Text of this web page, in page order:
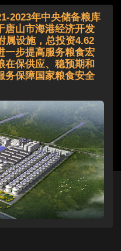
2023年中央储备粮库
唐山市海港经济开发
属设施，总投资4.62
一步提高服务粮食宏
在保供应、稳预期和
务保障国家粮食安全